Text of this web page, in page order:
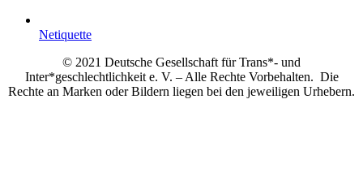
Netiquette
© 2021 Deutsche Gesellschaft für Trans*- und
Inter*geschlechtlichkeit e. V. – Alle Rechte Vorbehalten. Die
Rechte an Marken oder Bildern liegen bei den jeweiligen Urhebern.